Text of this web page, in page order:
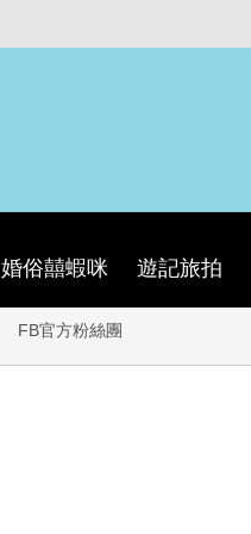
婚俗囍蝦咪 遊記旅拍
FB官方粉絲團